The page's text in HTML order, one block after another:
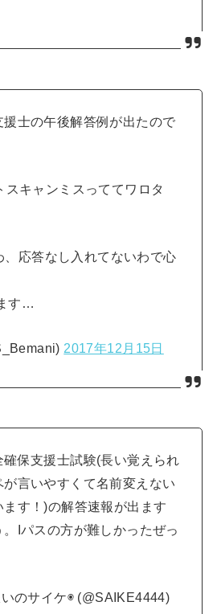
士の午後解答例が出たので
キャンミスっててワロタ
応答なし入れてないわで心
す…
2017年12月15日
保支援士試験(長い覚えられ
言いやすくて名前変えない
す！)の解答速報が出ます
Iパスの方が難しかったぜっ
のサイケ◉ (@SAIKE4444)